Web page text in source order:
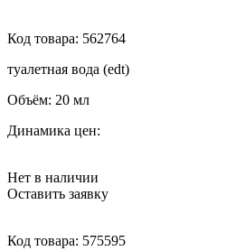
Код товара: 562764
туалетная вода (edt)
Объём: 20 мл
Динамика цен:
Нет в наличии
Оставить заявку
Код товара: 575595